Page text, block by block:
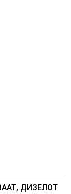
ДИЗЕЛОТ